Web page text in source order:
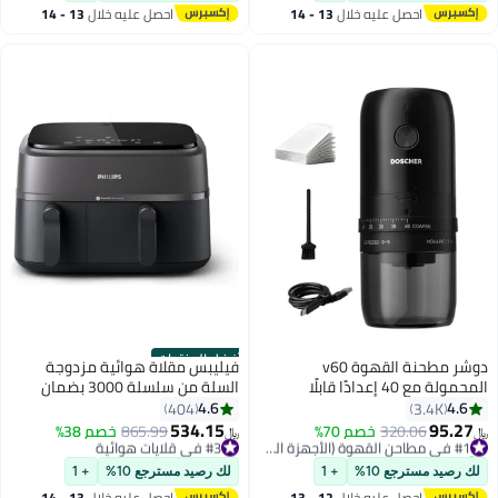
احصل عليه خلال 13 - 14 احصل عليه خلال 13 - 14
دوشر مطحنة القهوة v60
المحمولة مع 40 إعدادًا قابلًا
للتعديل وسعة 25 جرام
4.6
3.4K
﷼‏95.27
320.06خصم 70%
تم بيع +270 مؤخرًا
لك رصيد مسترجع 10% + 1
أفضل المنتجات
فيليبس مقلاة هوائية مزدوجة
السلة من سلسلة 3000 بضمان
لمدة عامين
4.6
404
﷼‏534.15
865.99خصم 38% #3 في قلايات هوائية
باقي 4 وحدات في المخزون
#3 في قلايات هوائية
لك رصيد مسترجع 10% + 1